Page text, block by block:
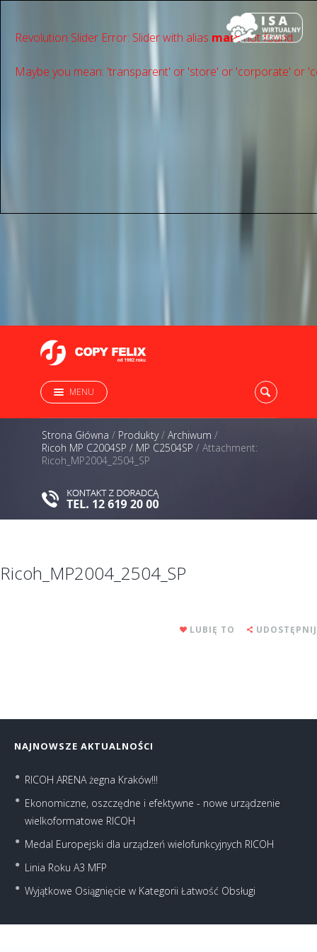
Revolution Slider Error: Slider with alias mainnot found.
Maybe you mean: 'transparent' or 'store' or 'сorporate' or
MENU
Strona Główna / Produkty/ Archiwum /
Ricoh MP C2004SP / MP C2504SP / Attachment:
Ricoh_MP2004_2504_SP
Ricoh_MP2004_2504_SP
LUBIĘ TO UDOSTĘPNIJ
NAJNOWSZE AKTUALNOŚCI
RICOH ARENA żegna Kraków!!!
Ekonomiczne, oszczędne i efektywne - nowe urządzenie
wielkoformatowe RICOH
Medal Europejski dla urządzeń wielofunkcyjnych RICOH
Linia Roku A3 MFP
Wyjątkowe Osiągnięcie w Kategorii Łatwość Obsługi